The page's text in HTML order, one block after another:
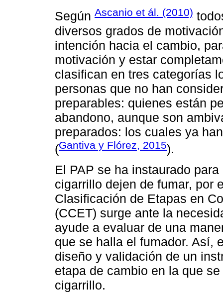
Según Ascanio et ál. (2010)
diversos grados de
intención hacia el cambio,
motivación y estar
clasifican en tres categorías
personas que no han
preparables: quienes están
abandono, aunque son
preparados: los cuales ya
(Gantiva y Flórez, 2015).
El PAP se ha instaurado
cigarrillo dejen de fumar, por
Clasificación de Etapas en
(CCET) surge ante la
ayude a evaluar de una
que se halla el fumador. Así,
diseño y validación de un
etapa de cambio en la que
cigarrillo.